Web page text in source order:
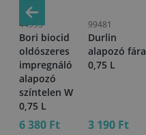
44995
Bori biocid
oldószeres
impregnáló
alapozó
színtelen W
0,75 L
6 380 Ft
99481
Durlin
alapozó fára
0,75 L
3 190 Ft